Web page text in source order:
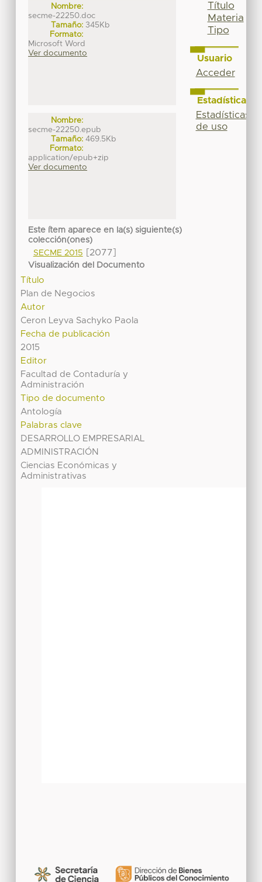
Nombre:
secme-22250.doc
Tamaño: 345Kb
Formato:
Microsoft Word
Ver documento
Nombre:
secme-22250.epub
Tamaño: 469.5Kb
Formato:
application/epub+zip
Ver documento
Este ítem aparece en la(s) siguiente(s)
colección(ones)
SECME 2015
[2077]
Visualización del Documento
Título
Plan de Negocios
Autor
Ceron Leyva Sachyko Paola
Fecha de publicación
2015
Editor
Facultad de Contaduría y
Administración
Tipo de documento
Antología
Palabras clave
DESARROLLO EMPRESARIAL
ADMINISTRACIÓN
Ciencias Económicas y
Administrativas
Título
Materia
Tipo
Usuario
Acceder
Estadísticas
Estadísticas
de uso